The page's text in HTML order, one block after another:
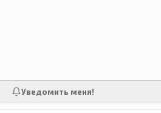
Уведомить меня!